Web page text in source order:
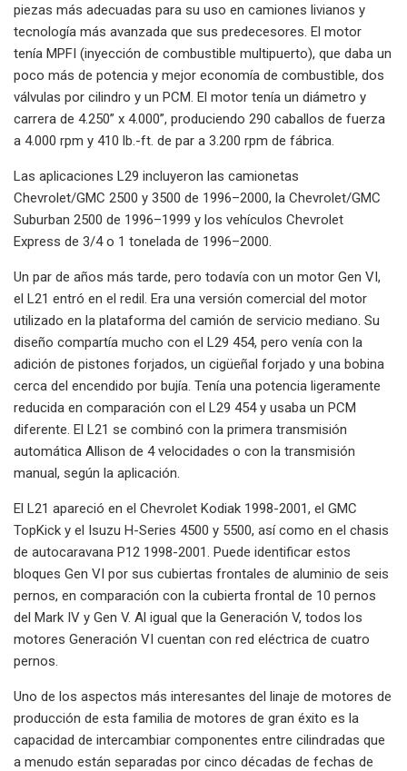
piezas más adecuadas para su uso en camiones livianos y
tecnología más avanzada que sus predecesores. El motor
tenía MPFI (inyección de combustible multipuerto), que daba un
poco más de potencia y mejor economía de combustible, dos
válvulas por cilindro y un PCM. El motor tenía un diámetro y
carrera de 4.250” x 4.000”, produciendo 290 caballos de fuerza
a 4.000 rpm y 410 lb.-ft. de par a 3.200 rpm de fábrica.
Las aplicaciones L29 incluyeron las camionetas
Chevrolet/GMC 2500 y 3500 de 1996–2000, la Chevrolet/GMC
Suburban 2500 de 1996–1999 y los vehículos Chevrolet
Express de 3/4 o 1 tonelada de 1996–2000.
Un par de años más tarde, pero todavía con un motor Gen VI,
el L21 entró en el redil. Era una versión comercial del motor
utilizado en la plataforma del camión de servicio mediano. Su
diseño compartía mucho con el L29 454, pero venía con la
adición de pistones forjados, un cigüeñal forjado y una bobina
cerca del encendido por bujía. Tenía una potencia ligeramente
reducida en comparación con el L29 454 y usaba un PCM
diferente. El L21 se combinó con la primera transmisión
automática Allison de 4 velocidades o con la transmisión
manual, según la aplicación.
El L21 apareció en el Chevrolet Kodiak 1998-2001, el GMC
TopKick y el Isuzu H-Series 4500 y 5500, así como en el chasis
de autocaravana P12 1998-2001. Puede identificar estos
bloques Gen VI por sus cubiertas frontales de aluminio de seis
pernos, en comparación con la cubierta frontal de 10 pernos
del Mark IV y Gen V. Al igual que la Generación V, todos los
motores Generación VI cuentan con red eléctrica de cuatro
pernos.
Uno de los aspectos más interesantes del linaje de motores de
producción de esta familia de motores de gran éxito es la
capacidad de intercambiar componentes entre cilindradas que
a menudo están separadas por cinco décadas de fechas de